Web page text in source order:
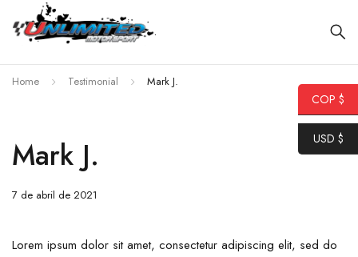
Home Testimonial Mark J.
Mark J.
7 de abril de 2021
Lorem ipsum dolor sit amet, consectetur adipiscing elit, sed do
COP $
USD $